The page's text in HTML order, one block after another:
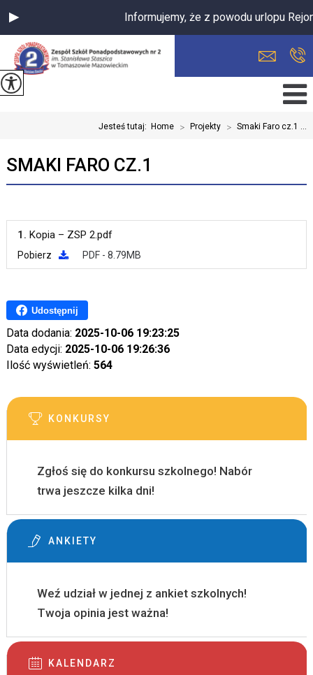
Informujemy, że z powodu urlopu
Jesteś tutaj: Home > Projekty > Smaki Faro cz.1 ...
SMAKI FARO CZ.1
1. Kopia – ZSP 2.pdf
Pobierz PDF - 8.79MB
Udostępnij
Data dodania: 2025-10-06 19:23:25
Data edycji: 2025-10-06 19:26:36
Ilość wyświetleń: 564
KONKURSY
Zgłoś się do konkursu szkolnego! Nabór
trwa jeszcze kilka dni!
ANKIETY
Weź udział w jednej z ankiet szkolnych!
Twoja opinia jest ważna!
KALENDARZ